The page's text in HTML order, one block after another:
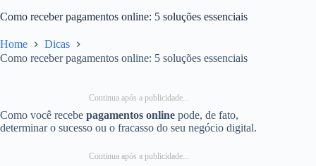
Como receber pagamentos online: 5 soluções essenciais
Home
Dicas
Como receber pagamentos online: 5 soluções essenciais
Continua após a publicidade...
Como você recebe pagamentos online pode, de fato,
determinar o sucesso ou o fracasso do seu negócio digital.
Continua após a publicidade...